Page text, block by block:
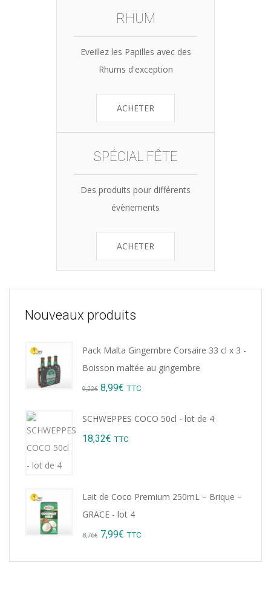
RHUM
Eveillez les Papilles avec des
Rhums d'exception
ACHETER
SPÉCIAL FÊTE
Des produits pour différents
évènements
ACHETER
Nouveaux produits
Pack Malta Gingembre Corsaire 33 cl x 3 -
Boisson maltée au gingembre
9,22€ Original
8,99€ Current
TTC
SCHWEPPES COCO 50cl - lot de 4
18,32€ TTC
Lait de Coco Premium 250mL – Brique –
GRACE - lot 4
8,76€ Original
7,99€ Current
TTC